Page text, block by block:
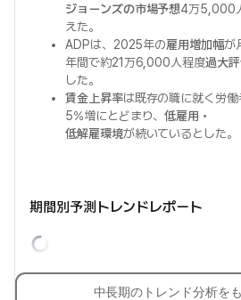
ジョーンズの市場予想4万5,000
えた。
ADPは、2025年の雇用増加幅が
年間で約21万6,000人程度過大
した。
賃金上昇率は既存の職に就く労
5%増にとどまり、低雇用・
低解雇環境が続いているとした。
期間別予測トレンドレポート
中長期のトレンド分析を